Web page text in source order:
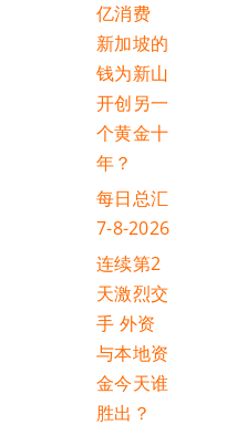
亿消费
新加坡的
钱为新山
开创另一
个黄金十
年？
每日总汇
7-8-2026
连续第2
天激烈交
手 外资
与本地资
金今天谁
胜出？